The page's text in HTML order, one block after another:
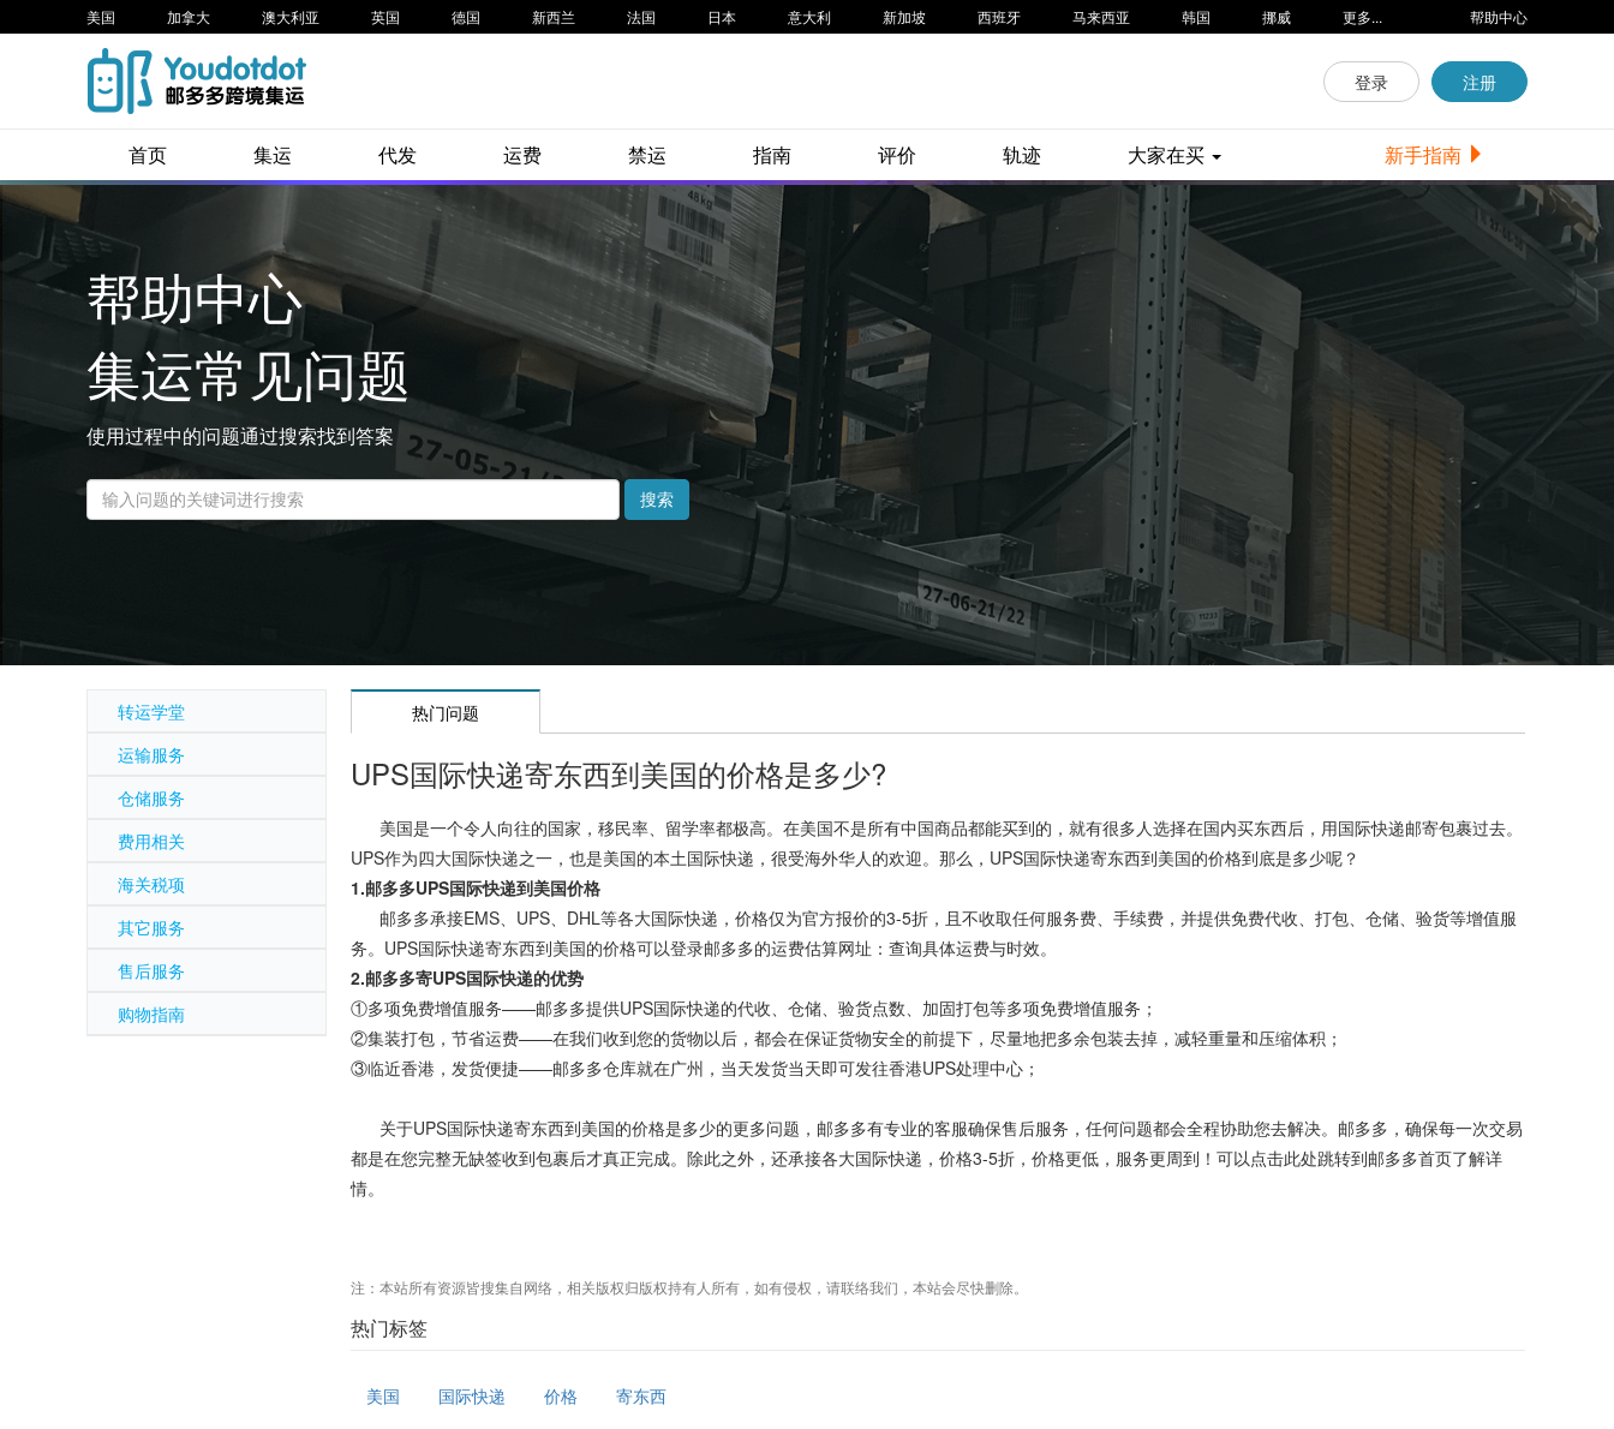
美国 加拿大 澳大利亚 英国 德国 新西兰 法国 日本 意大利 新加坡 西班牙 马来西亚 韩国 挪威 更多... 帮助中心
登录 注册
首页 集运 代发 运费 禁运 指南 评价 轨迹 新手指南
大家在买
帮助中心
集运常见问题
使用过程中的问题通过搜索找到答案
转运学堂
运输服务
仓储服务
费用相关
海关税项
其它服务
售后服务
购物指南
热门问题
UPS国际快递寄东西到美国的价格是多少?
美国是一个令人向往的国家，移民率、留学率都极高。在美国不是所有中国商品都能买到的，就有很多人选择在国内买东西后，用国际快递邮寄包裹过去。
UPS作为四大国际快递之一，也是美国的本土国际快递，很受海外华人的欢迎。那么，UPS国际快递寄东西到美国的价格到底是多少呢？
1.邮多多UPS国际快递到美国价格
邮多多承接EMS、UPS、DHL等各大国际快递，价格仅为官方报价的3-5折，且不收取任何服务费、手续费，并提供免费代收、打包、仓储、验货等增值服
务。UPS国际快递寄东西到美国的价格可以登录邮多多的运费估算网址：查询具体运费与时效。
2.邮多多寄UPS国际快递的优势
①多项免费增值服务——邮多多提供UPS国际快递的代收、仓储、验货点数、加固打包等多项免费增值服务；
②集装打包，节省运费——在我们收到您的货物以后，都会在保证货物安全的前提下，尽量地把多余包装去掉，减轻重量和压缩体积；
③临近香港，发货便捷——邮多多仓库就在广州，当天发货当天即可发往香港UPS处理中心；
关于UPS国际快递寄东西到美国的价格是多少的更多问题，邮多多有专业的客服确保售后服务，任何问题都会全程协助您去解决。邮多多，确保每一次交易
都是在您完整无缺签收到包裹后才真正完成。除此之外，还承接各大国际快递，价格3-5折，价格更低，服务更周到！可以点击此处跳转到邮多多首页了解详
情。
注：本站所有资源皆搜集自网络，相关版权归版权持有人所有，如有侵权，请联络我们，本站会尽快删除。
热门标签
美国 国际快递 价格 寄东西